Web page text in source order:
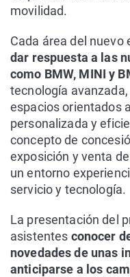
movilidad.
Cada área del nuevo
dar respuesta a las
como BMW, MINI y
tecnología
espacios orientados
personalizada y
concepto de
exposición y venta
un entorno
servicio y tecnología.
La presentación del
asistentes conocer
novedades de unas
anticiparse a los